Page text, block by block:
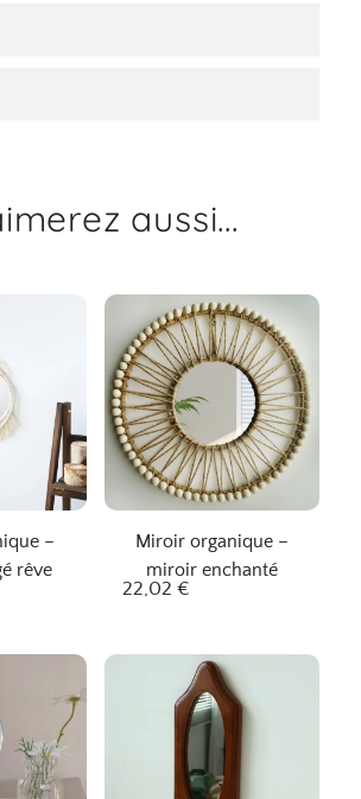
aussi...
–
rêve
Miroir organique –
miroir enchanté
22,02 €